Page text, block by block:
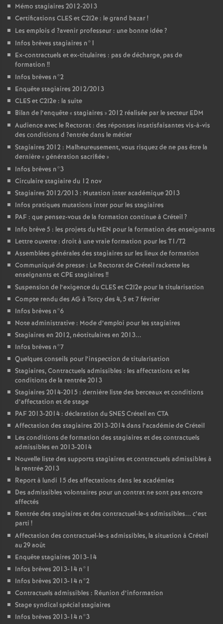
Mémo stagiaires 2012-2013
Certifications CLESet C2I2e : le grand bazar!
Les emplois d ?avenir professeur : une bonne idée?
Infos brèves stagiaires n°1
Ex-contractuels et ex-titulaires : pas de décharge, pas de
formation !!
Infos brèves n°2
Enquête stagiaires 2012/2013
CLESet C2I2e : la suite
Bilan de l’enquête «stagiaires » 2012 réalisée par le secteur EDM
Audience avec le Rectorat : des réponses insatisfaisantes vis-à-vis
des conditions d ?entrée dans le métier
Stagiaires 2012 : Malheureusement, vous risquez de ne pas être la
dernière «génération sacrifiée»
Infos brèves n°3
Circulaire stagiaire du 12 nov
Stagiaires 2012/2013 : Mutation inter académique 2013
Infos pratiques mutations inter pour les stagiaires
PAF : que pensez-vous de la formation continue à Créteil?
Info brève 5 : les projets du MEN pour la formation des enseignants
Lettre ouverte : droit à une vraie formation pour les T1/T2
Assemblées générales des stagiaires sur les lieux de formation
Communiqué de presse : Le Rectorat de Créteil rackette les
enseignants etCPE stagiaires !!
Suspension de l’exigence duCLESet C2I2e pour la titularisation
Compte rendu des AG à Torcy des 4, 5 et 7 février
Infos brèves n°6
Note administrative : Mode d’emploi pour les stagiaires
Stagiaires en 2012, néotitulaires en 2013...
Infos brèves n°7
Quelques conseils pour l’inspection de titularisation
Stagiaires, Contractuels admissibles : les affectations et les
conditions de la rentrée 2013
Stagiaires 2014-2015 : dernière liste des berceaux et conditions
d’affectation et de stage
PAF2013-2014 : déclaration duSNESCréteil en CTA
Affectation des stagiaires 2013-2014 dans l’académie de Créteil
Les conditions de formation des stagiaires et des contractuels
admissibles en 2013-2014
Nouvelle liste des supports stagiaires et contractuels admissibles à
la rentrée 2013
Report à lundi 15 des affectations dans les académies
Des admissibles volontaires pour un contrat ne sont pas encore
affectés
Rentrée des stagiaires et des contractuel-le-s admissibles... c’est
parti !
Affectation des contractuel-le-s admissibles, la situation à Créteil
au 29 août
Enquête stagiaires 2013-14
Infos brèves 2013-14 n°1
Infos brèves 2013-14 n°2
Contractuels admissibles : Réunion d’information
Stage syndical spécial stagiaires
Infos brèves 2013-14 n°3